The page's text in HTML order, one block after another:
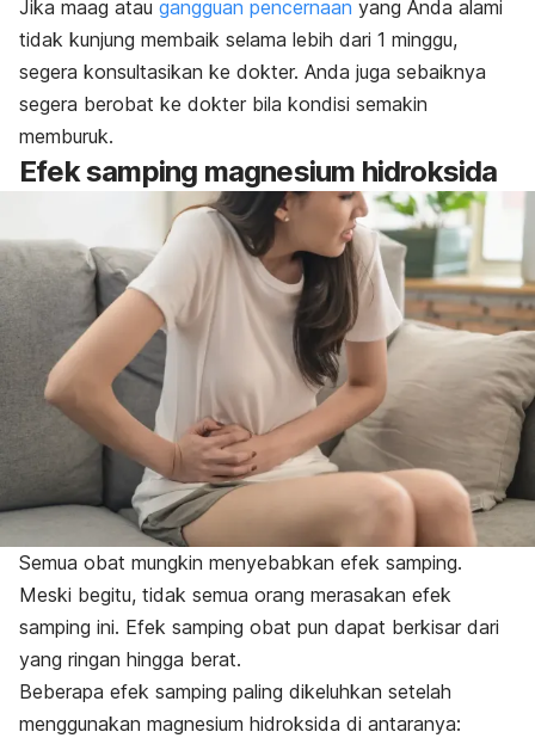
Jika maag atau gangguan pencernaan yang Anda alami
tidak kunjung membaik selama lebih dari 1 minggu,
segera konsultasikan ke dokter. Anda juga sebaiknya
segera berobat ke dokter bila kondisi semakin
memburuk.
Efek samping magnesium hidroksida
Semua obat mungkin menyebabkan efek samping.
Meski begitu, tidak semua orang merasakan efek
samping ini. Efek samping obat pun dapat berkisar dari
yang ringan hingga berat.
Beberapa efek samping paling dikeluhkan setelah
menggunakan magnesium hidroksida di antaranya: